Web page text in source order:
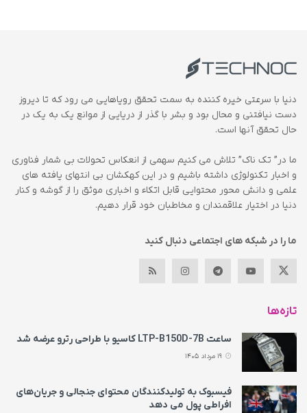
دنیا با سرعتی خیره کننده به سمت تحقق رویاهایی می رود که تا دیروز
دست نیافتنی و محال بود و بشر با گذر از دریایی از موانع یک به یک در
حال تحقق آنها است.
ما در” تک ناک” تلاش می کنیم سهمی از انعکاس تحولات بی شمار فناوری
و اخبار تکنولوژی داشته باشیم و در این کهکشان بی انتهای یافته های
علمی و دانش محور محتوایی قابل اتکاء و اخباری موثق را از گوشه و کنار
دنیا در اختیار علاقمندان و مخاطبان خود قرار دهیم.
ما را در شبکه های اجتماعی دنبال کنید
تازه‌ها
ساعت LTP-B150D-7B کاسیو با طراحی رترو عرضه شد
فیسبوک به تولیدکنندگان محتوای جنجالی و جریان‌های
افراطی پول می‌ دهد